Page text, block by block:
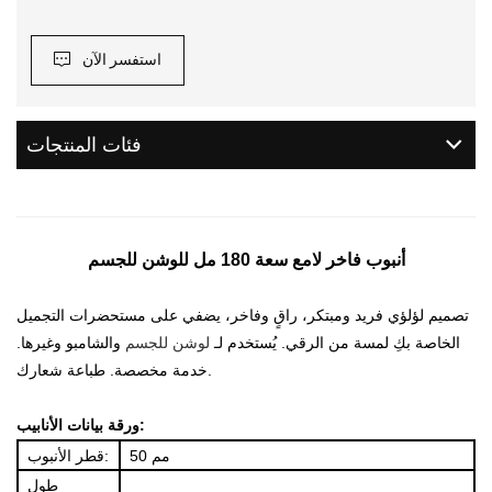
استفسر الآن
فئات المنتجات
أنبوب فاخر لامع سعة 180 مل للوشن للجسم
تصميم لؤلؤي فريد ومبتكر، راقٍ وفاخر، يضفي على مستحضرات التجميل
الخاصة بكِ لمسة من الرقي. يُستخدم لـ لوشن للجسم والشامبو وغيرها.
ورقة بيانات الأنابيب:
قطر الأنبوب:
50 مم
طول